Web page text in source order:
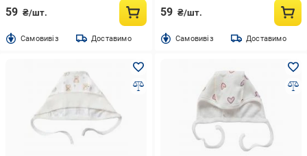
59 ₴/шт.
Cамовивіз Доставимо
59 ₴/шт.
Cамовивіз Доставимо